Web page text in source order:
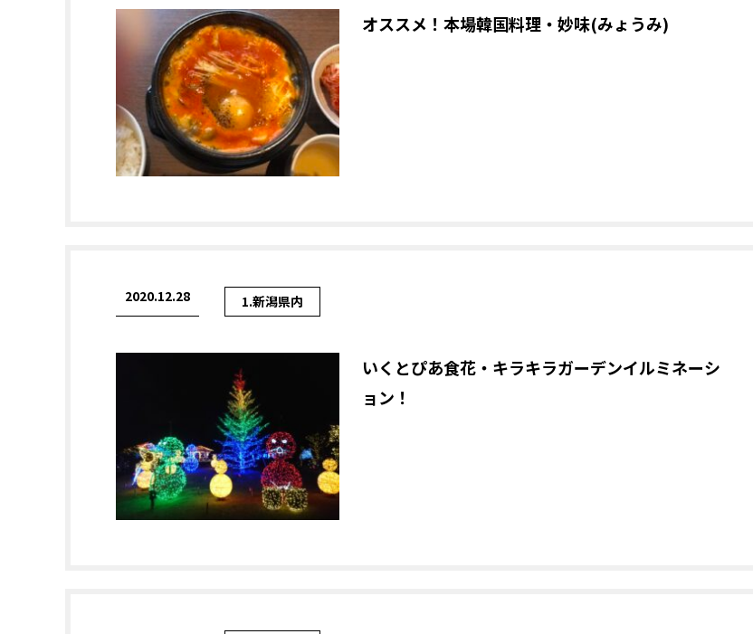
オススメ！本場韓国料理・妙味(みょうみ)
2020.12.28 1.新潟県内
いくとぴあ食花・キラキラガーデンイルミネーシ
ョン！